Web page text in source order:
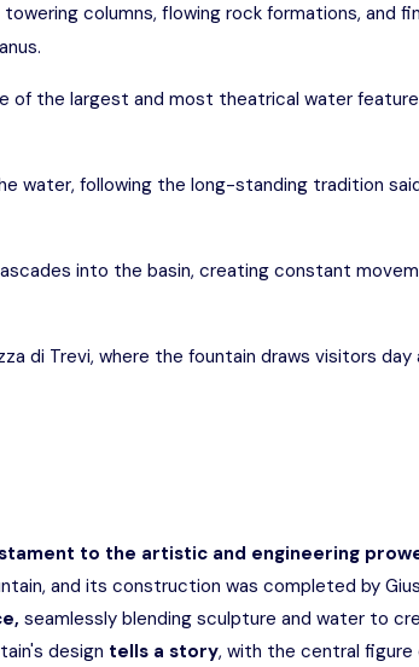
columns, flowing rock formations, and
of the largest and most theatrical water
water, following the long-standing tradition
into the basin, creating constant
di Trevi, where the fountain draws visitors day
to the artistic and engineering
and its construction was completed by
seamlessly blending sculpture and water to
design tells a story, with the central figure